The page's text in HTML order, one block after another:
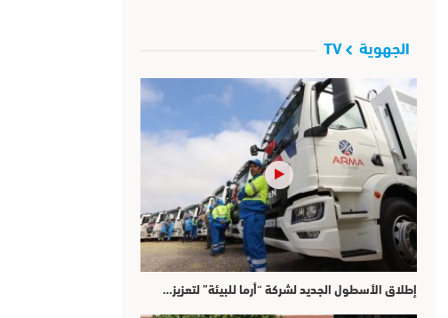
الجهوية TV
إطلاق الأسطول الجديد لشركة “أرما للبيئة” لتعزيز…